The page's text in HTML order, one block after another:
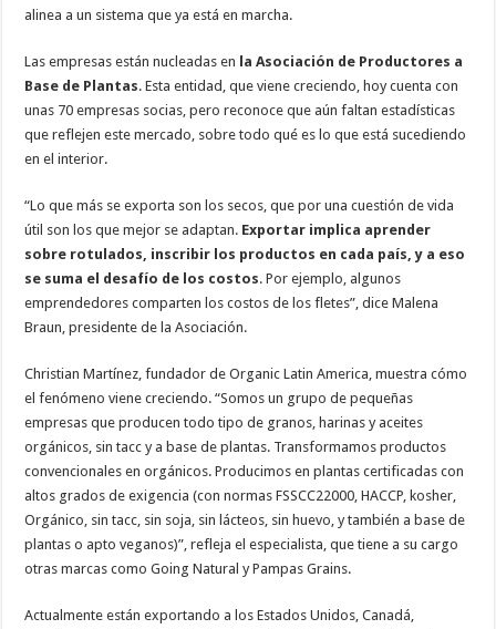
alinea a un sistema que ya está en marcha.
Las empresas están nucleadas en la Asociación de Productores a
Base de Plantas. Esta entidad, que viene creciendo, hoy cuenta con
unas 70 empresas socias, pero reconoce que aún faltan estadísticas
que reflejen este mercado, sobre todo qué es lo que está sucediendo
en el interior.
“Lo que más se exporta son los secos, que por una cuestión de vida
útil son los que mejor se adaptan. Exportar implica aprender
sobre rotulados, inscribir los productos en cada país, y a eso
se suma el desafío de los costos. Por ejemplo, algunos
emprendedores comparten los costos de los fletes”, dice Malena
Braun, presidente de la Asociación.
Christian Martínez, fundador de Organic Latin America, muestra cómo
el fenómeno viene creciendo. “Somos un grupo de pequeñas
empresas que producen todo tipo de granos, harinas y aceites
orgánicos, sin tacc y a base de plantas. Transformamos productos
convencionales en orgánicos. Producimos en plantas certificadas con
altos grados de exigencia (con normas FSSCC22000, HACCP, kosher,
Orgánico, sin tacc, sin soja, sin lácteos, sin huevo, y también a base de
plantas o apto veganos)”, refleja el especialista, que tiene a su cargo
otras marcas como Going Natural y Pampas Grains.
Actualmente están exportando a los Estados Unidos, Canadá,